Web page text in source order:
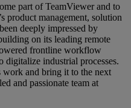
part of TeamViewer and to
product management, solution
deeply impressed by
on its leading remote
frontline workflow
industrial processes.
and bring it to the next
and passionate team at